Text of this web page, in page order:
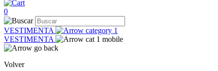
0
VESTIMENTA
VESTIMENTA
Volver